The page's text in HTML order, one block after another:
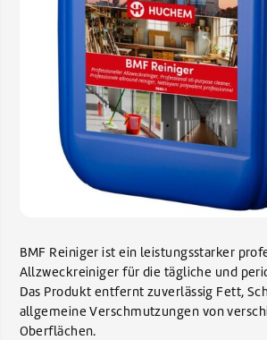
BMF Reiniger ist ein leistungsstarker
Allzweckreiniger für die tägliche und
Das Produkt entfernt zuverlässig Fett,
allgemeine Verschmutzungen von
Oberflächen.